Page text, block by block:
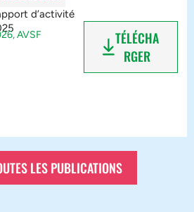
d’activité
AVSF
TÉLÉCHA
RGER
LES PUBLICATIONS